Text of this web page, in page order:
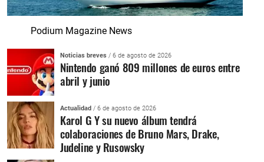
Podium Magazine News
Noticias breves / 6 de agosto de 2026
Nintendo ganó 809 millones de euros entre
abril y junio
Actualidad / 6 de agosto de 2026
Karol G Y su nuevo álbum tendrá
colaboraciones de Bruno Mars, Drake,
Judeline y Rusowsky